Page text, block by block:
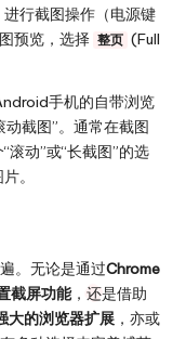
行截图操作（电源键
预览，选择 整页 (Full
手机的自带浏览
动截图”。通常在截图
滚动”或“长截图”的选
。
。无论是通过Chrome
截屏功能，还是借助
大的浏览器扩展 ，亦或